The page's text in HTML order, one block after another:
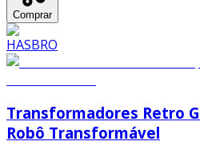
Comprar
Transformadores Retro
Robô Transformável